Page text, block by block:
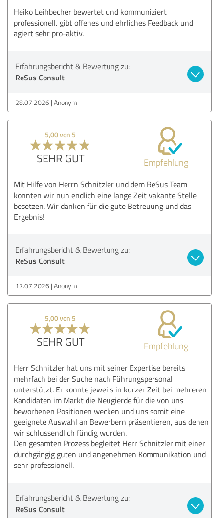
Heiko Leihbecher bewertet und kommuniziert
professionell, gibt offenes und ehrliches Feedback und
agiert sehr pro-aktiv.
Erfahrungsbericht & Bewertung zu:
ReSus Consult
28.07.2026 Anonym
5,00 von 5
SEHR GUT Empfehlung
Mit Hilfe von Herrn Schnitzler und dem ReSus Team
konnten wir nun endlich eine lange Zeit vakante Stelle
besetzen. Wir danken für die gute Betreuung und das
Ergebnis!
Erfahrungsbericht & Bewertung zu:
ReSus Consult
17.07.2026 Anonym
5,00 von 5
SEHR GUT Empfehlung
Herr Schnitzler hat uns mit seiner Expertise bereits
mehrfach bei der Suche nach Führungspersonal
unterstützt. Er konnte jeweils in kurzer Zeit bei mehreren
Kandidaten im Markt die Neugierde für die von uns
beworbenen Positionen wecken und uns somit eine
geeignete Auswahl an Bewerbern präsentieren, aus denen
wir schlussendlich fündig wurden.
Den gesamten Prozess begleitet Herr Schnitzler mit einer
durchgängig guten und angenehmen Kommunikation und
sehr professionell.
Erfahrungsbericht & Bewertung zu:
ReSus Consult